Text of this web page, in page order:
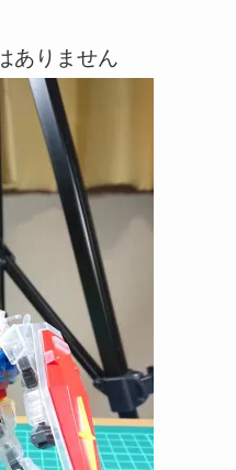
ありません